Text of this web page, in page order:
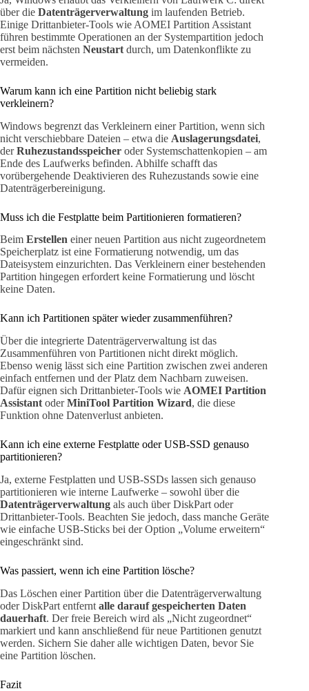
über die Datenträgerverwaltung im laufenden Betrieb.
Einige Drittanbieter-Tools wie AOMEI Partition Assistant
führen bestimmte Operationen an der Systempartition jedoch
erst beim nächsten Neustart durch, um Datenkonflikte zu
vermeiden.
Warum kann ich eine Partition nicht beliebig stark
verkleinern?
Windows begrenzt das Verkleinern einer Partition, wenn sich
nicht verschiebbare Dateien – etwa die Auslagerungsdatei,
derRuhezustandsspeicher oder Systemschattenkopien – am
Ende des Laufwerks befinden. Abhilfe schafft das
vorübergehende Deaktivieren des Ruhezustands sowie eine
Datenträgerbereinigung.
Muss ich die Festplatte beim Partitionieren formatieren?
Beim Erstellen einer neuen Partition aus nicht zugeordnetem
Speicherplatz ist eine Formatierung notwendig, um das
Dateisystem einzurichten. Das Verkleinern einer bestehenden
Partition hingegen erfordert keine Formatierung und löscht
keine Daten.
Kann ich Partitionen später wieder zusammenführen?
Über die integrierte Datenträgerverwaltung ist das
Zusammenführen von Partitionen nicht direkt möglich.
Ebenso wenig lässt sich eine Partition zwischen zwei anderen
einfach entfernen und der Platz dem Nachbarn zuweisen.
Dafür eignen sich Drittanbieter-Tools wie AOMEI Partition
Assistant oderMiniTool Partition Wizard, die diese
Funktion ohne Datenverlust anbieten.
Kann ich eine externe Festplatte oder USB-SSD genauso
partitionieren?
Ja, externe Festplatten und USB-SSDs lassen sich genauso
partitionieren wie interne Laufwerke – sowohl über die
Datenträgerverwaltung als auch über DiskPart oder
Drittanbieter-Tools. Beachten Sie jedoch, dass manche Geräte
wie einfache USB-Sticks bei der Option „Volume erweitern“
eingeschränkt sind.
Was passiert, wenn ich eine Partition lösche?
Das Löschen einer Partition über die Datenträgerverwaltung
oder DiskPart entfernt alle darauf gespeicherten Daten
dauerhaft. Der freie Bereich wird als „Nicht zugeordnet“
markiert und kann anschließend für neue Partitionen genutzt
werden. Sichern Sie daher alle wichtigen Daten, bevor Sie
eine Partition löschen.
Fazit